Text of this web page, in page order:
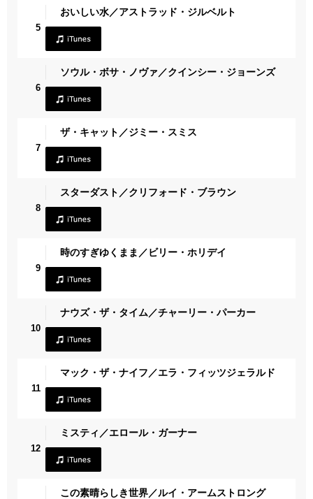
5
おいしい水／アストラッド・ジルベルト
6
ソウル・ボサ・ノヴァ／クインシー・ジョーンズ
7
ザ・キャット／ジミー・スミス
8
スターダスト／クリフォード・ブラウン
9
時のすぎゆくまま／ビリー・ホリデイ
10
ナウズ・ザ・タイム／チャーリー・パーカー
11
マック・ザ・ナイフ／エラ・フィッツジェラルド
12
ミスティ／エロール・ガーナー
この素晴らしき世界／ルイ・アームストロング